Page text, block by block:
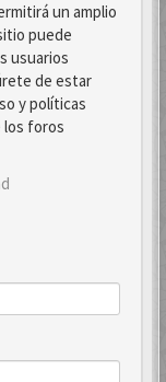
un amplio
puede
usuarios
de estar
y políticas
los foros